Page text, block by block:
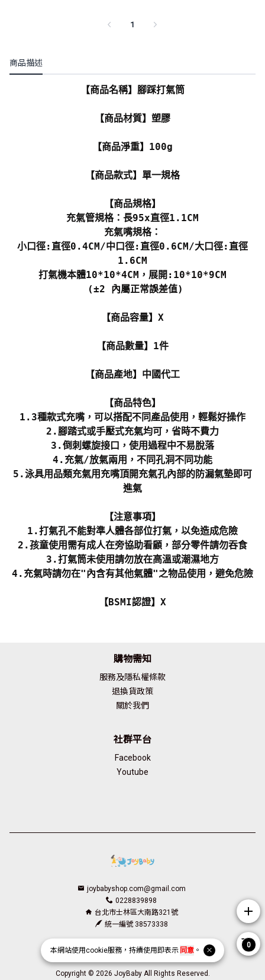
本網站使用cookie服務，持續使用即表示 同意。
1
商品描述
【商品名稱】腳踩打氣筒
【商品材質】塑膠
【商品淨重】100g
【商品款式】單一規格
【商品規格】
充氣管規格：長95x直徑1.1CM
充氣嘴規格：
小口徑:直徑0.4CM/中口徑:直徑0.6CM/大口徑:直徑
1.6CM
打氣機本體10*10*4CM，展開:10*10*9CM
(±2 內屬正常誤差值)
【商品容量】X
【商品數量】1件
【商品產地】中國代工
【商品特色】
1.3種款式充嘴，可以搭配不同產品使用，輕鬆好操作
2.腳踏式或手壓式充氣均可，省時不費力
3.倒刺螺旋接口，使用過程中不易脫落
4.充氣/放氣兩用，不同孔洞不同功能
5.泳具用品類充氣用充嘴頂開充氣孔內部的防漏氣墊即可
進氣
【注意事項】
1.打氣孔不能對準人體各部位打氣，以免造成危險
2.孩童使用需有成人在旁協助看顧，部分零件請勿吞食
3.打氣筒未使用請勿放在高溫或潮濕地方
4.充氣時請勿在"內含有其他氣體"之物品使用，避免危險
【BSMI認證】X
購物需知
服務及隱私權條款
退換貨政策
關於我們
社群平台
Facebook
Youtube
joybabyshop.com@gmail.com
0228839898
台北市士林區大南路321號
統一編號 38573338
Facebook pageInstagram page
Line pageYoutube page
Copyright © 2026 JoyBaby All Rights Reserved.
add
0